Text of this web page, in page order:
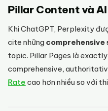
Pillar Content và
Khi ChatGPT, Perplexity
cite những comprehensive
topic. Pillar Pages là
comprehensive,
Rate cao hơn nhiều so với